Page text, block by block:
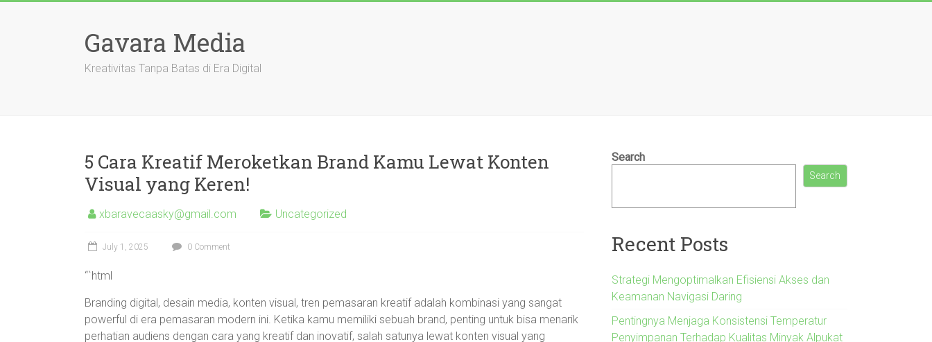
Gavara Media
Kreativitas Tanpa Batas di Era Digital
5 Cara Kreatif Meroketkan Brand Kamu Lewat Konten
Visual yang Keren!
xbaravecaasky@gmail.com Uncategorized
July 1, 2025 0 Comment
“`html
Branding digital, desain media, konten visual, tren pemasaran kreatif adalah kombinasi yang sangat
powerful di era pemasaran modern ini. Ketika kamu memiliki sebuah brand, penting untuk bisa menarik
perhatian audiens dengan cara yang kreatif dan inovatif, salah satunya lewat konten visual yang
Search
Search
Recent Posts
Strategi Mengoptimalkan Efisiensi Akses dan
Keamanan Navigasi Daring
Pentingnya Menjaga Konsistensi Temperatur
Penyimpanan Terhadap Kualitas Minyak Alpukat